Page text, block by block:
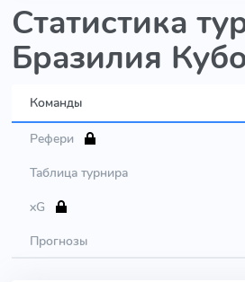
Статистика
Бразилия
Команды
Рефери
Таблица турнира
xG
Прогнозы